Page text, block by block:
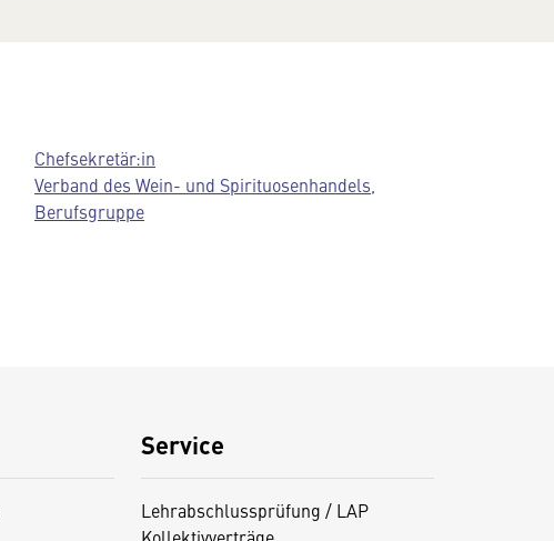
Chefsekretär:in
Verband des Wein- und Spirituosenhandels,
Berufsgruppe
Service
Lehrabschlussprüfung / LAP